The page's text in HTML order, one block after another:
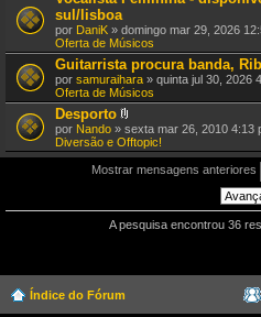
sul/lisboa
por DaniK » domingo mar 29, 2026
Oferta de Músicos
Guitarrista procura banda,
por samuraihara » quinta jul 30, 2026
Oferta de Músicos
Desporto
A
n
e
x
o
por Nando » sexta mar 26, 2010 4:13
Diversão e Offtopic!
Mostrar mensagens anteriores
A pesquisa encontrou 36
Índice do Fórum